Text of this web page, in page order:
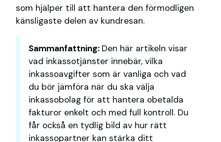
som hjälper till att hantera den förmodligen
känsligaste delen av kundresan.
Sammanfattning: Den här artikeln visar
vad inkassotjänster innebär, vilka
inkassoavgifter som är vanliga och vad
du bör jämföra när du ska välja
inkassobolag för att hantera obetalda
fakturor enkelt och med full kontroll. Du
får också en tydlig bild av hur rätt
inkassopartner kan stärka ditt